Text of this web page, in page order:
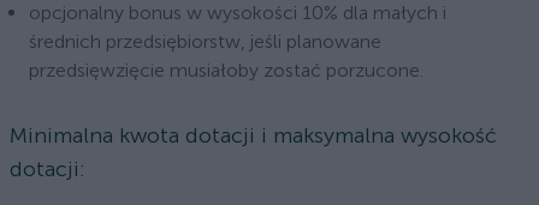
opcjonalny bonus w wysokości 10% dla małych i
średnich przedsiębiorstw, jeśli planowane
przedsięwzięcie musiałoby zostać porzucone.
Minimalna kwota dotacji i maksymalna wysokość
dotacji: